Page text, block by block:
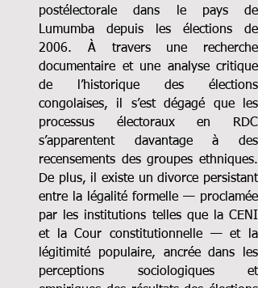
postélectorale dans le pays de
Lumumba depuis les élections de
2006. À travers une recherche
documentaire et une analyse critique
de l’historique des élections
congolaises, il s’est dégagé que les
processus électoraux en RDC
s’apparentent davantage à des
recensements des groupes ethniques.
De plus, il existe un divorce persistant
entre la légalité formelle — proclamée
par les institutions telles que la CENI
et la Cour constitutionnelle — et la
légitimité populaire, ancrée dans les
perceptions sociologiques et